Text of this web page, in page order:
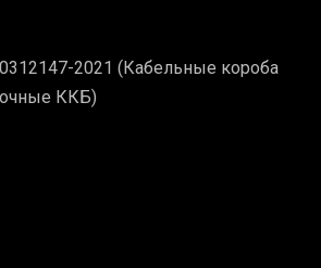
2021 (Кабельные короба
ККБ)